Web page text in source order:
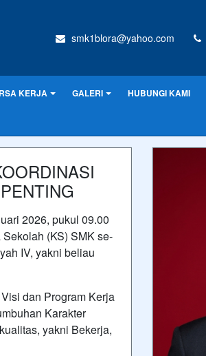
smk1blora@yahoo.com
KERJA GALERI HUBUNGI KAMI
2026, pukul 09.00
(KS) SMK se-
IV, yakni beliau
dan Program Kerja
Karakter
yakni Bekerja,